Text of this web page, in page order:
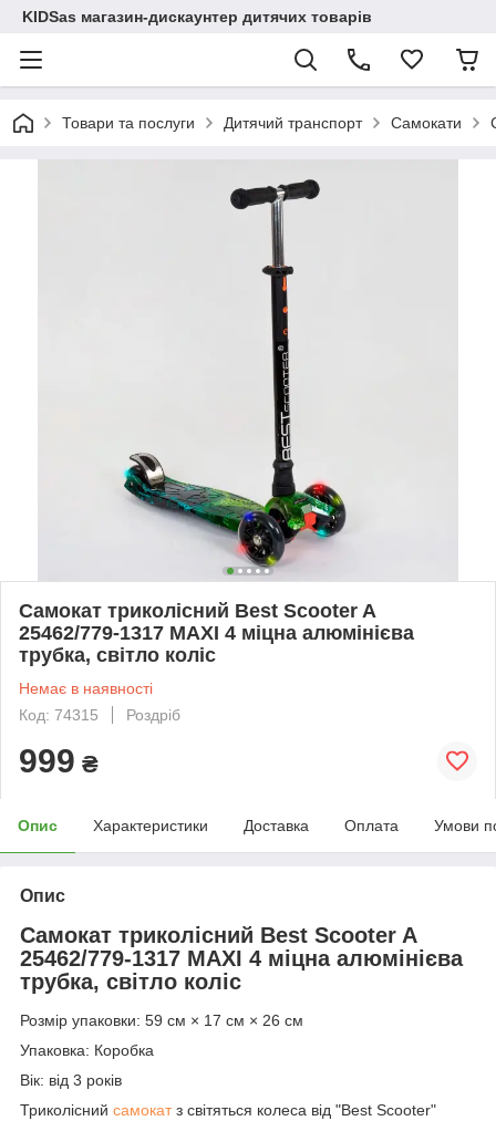
KIDSas магазин-дискаунтер дитячих товарів
Товари та послуги Дитячий транспорт Самокати
Самокат триколісний Best Scooter A
25462/779-1317 MAXI 4 міцна алюмінієва
трубка, світло коліс
Немає в наявності
Код: 74315
Роздріб
999 ₴
Опис Характеристики Доставка Оплата Умови
Опис
Самокат триколісний Best Scooter A
25462/779-1317 MAXI 4 міцна алюмінієва
трубка, світло коліс
Розмір упаковки: 59 см × 17 см × 26 см
Упаковка: Коробка
Вік: від 3 років
Триколісний самокатз світяться колеса від "Best Scooter"